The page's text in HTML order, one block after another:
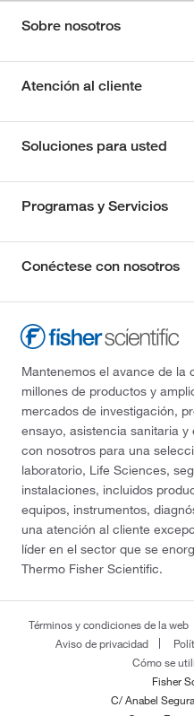
Sobre nosotros
Atención al cliente
Soluciones para usted
Programas y Servicios
Conéctese con nosotros
Mantenemos el avance de la
millones de productos y
mercados de investigación,
ensayo, asistencia sanitaria
con nosotros para una
laboratorio, Life Sciences,
instalaciones, incluidos
equipos, instrumentos,
una atención al cliente
líder en el sector que se
Thermo Fisher Scientific.
Términos y condiciones de la web
Aviso de privacidad
Cómo se
Fisher
C/ Anabel